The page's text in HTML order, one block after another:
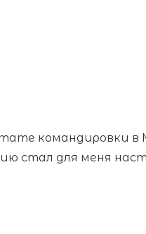
командировки в
стал для меня